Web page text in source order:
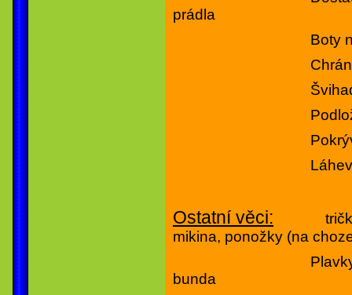
prádla
Boty na antuku
Chrániče (kdo
Švihadlo
Podložka na
Pokrývka
Láhev na
Ostatní věci:
mikina, ponožky (na
Plavky, pyžamo,
bunda